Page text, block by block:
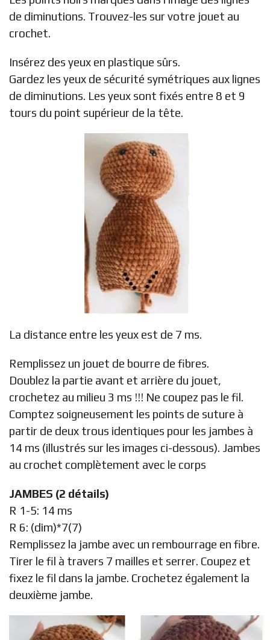
de diminutions. Trouvez-les sur votre jouet au
crochet.
Insérez des yeux en plastique sûrs.
Gardez les yeux de sécurité symétriques aux lignes
de diminutions. Les yeux sont fixés entre 8 et 9
tours du point supérieur de la tête.
La distance entre les yeux est de 7 ms.
Remplissez un jouet de bourre de fibres.
Doublez la partie avant et arrière du jouet,
crochetez au milieu 3 ms !!! Ne coupez pas le fil.
Comptez soigneusement les points de suture à
partir de deux trous identiques pour les jambes à
14 ms (illustrés sur les images ci-dessous). Jambes
au crochet complètement avec le corps
JAMBES (2 détails)
R 1-5: 14 ms
R 6: (dim)*7(7)
Remplissez la jambe avec un rembourrage en fibre.
Tirer le fil à travers 7 mailles et serrer. Coupez et
fixez le fil dans la jambe. Crochetez également la
deuxième jambe.